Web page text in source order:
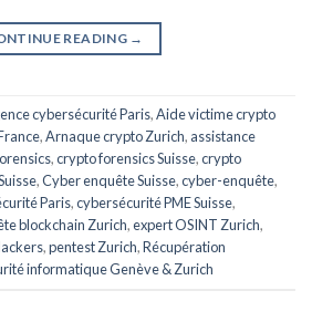
READING →
cybersécurité Paris,Aide victime crypto
,Arnaque crypto Zurich, assistance
,crypto forensics Suisse,crypto
,Cyber enquête Suisse,cyber-enquête,
Paris,cybersécurité PME Suisse,
blockchain Zurich,expert OSINT Zurich,
,pentest Zurich,Récupération
informatique Genève & Zurich